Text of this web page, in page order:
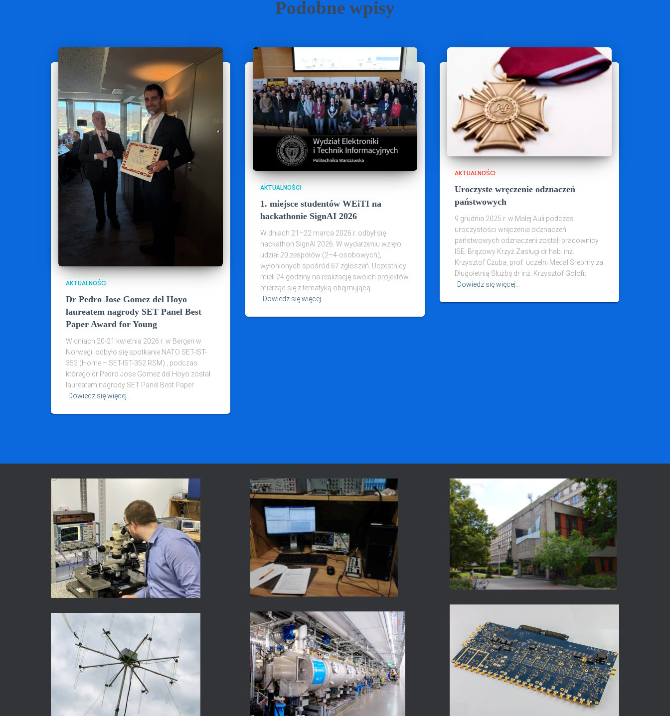
Podobne wpisy
AKTUALNOŚCI
Dr Pedro Jose Gomez del Hoyo
laureatem nagrody SET Panel Best
Paper Award for Young
W dniach 20-21 kwietnia 2026 r. w Bergen w
Norwegii odbyło się spotkanie NATO SET-IST-
352 (Home – SET-IST-352 RSM) , podczas
którego dr Pedro Jose Gomez del Hoyo został
laureatem nagrody SET Panel Best Paper
Dowiedz się więcej…
AKTUALNOŚCI
1. miejsce studentów WEiTI na
hackathonie SignAI 2026
W dniach 21–22 marca 2026 r. odbył się
hackathon SignAI 2026. W wydarzeniu wzięło
udział 20 zespołów (2–4‑osobowych),
wyłonionych spośród 67 zgłoszeń. Uczestnicy
mieli 24 godziny na realizację swoich projektów,
mierząc się z tematyką obejmującą
Dowiedz się więcej…
AKTUALNOŚCI
Uroczyste wręczenie odznaczeń
państwowych
9 grudnia 2025 r. w Małej Auli podczas
uroczystości wręczenia odznaczeń
państwowych odznaczeni zostali pracownicy
ISE: Brązowy Krzyż Zasługi dr hab. inż.
Krzysztof Czuba, prof. uczelni Medal Srebrny za
Długoletnią Służbę dr inż. Krzysztof Gołofit
Dowiedz się więcej…